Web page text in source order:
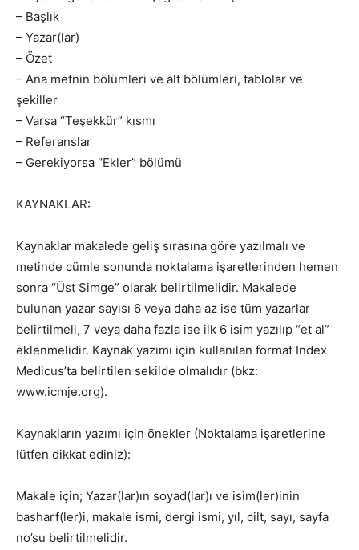
– Başlık
– Yazar(lar)
– Özet
– Ana metnin bölümleri ve alt bölümleri, tablolar ve
şekiller
– Varsa “Teşekkür” kısmı
– Referanslar
– Gerekiyorsa “Ekler” bölümü
KAYNAKLAR:
Kaynaklar makalede geliş sırasına göre yazılmalı ve
metinde cümle sonunda noktalama işaretlerinden hemen
sonra “Üst Simge” olarak belirtilmelidir. Makalede
bulunan yazar sayısı 6 veya daha az ise tüm yazarlar
belirtilmeli, 7 veya daha fazla ise ilk 6 isim yazılıp “et al”
eklenmelidir. Kaynak yazımı için kullanılan format Index
Medicus’ta belirtilen sekilde olmalıdır (bkz:
www.icmje.org).
Kaynakların yazımı için önekler (Noktalama işaretlerine
lütfen dikkat ediniz):
Makale için; Yazar(lar)ın soyad(lar)ı ve isim(ler)inin
basharf(ler)i, makale ismi, dergi ismi, yıl, cilt, sayı, sayfa
no’su belirtilmelidir.